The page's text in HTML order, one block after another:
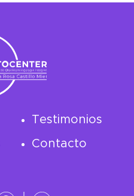
Testimonios
Contacto